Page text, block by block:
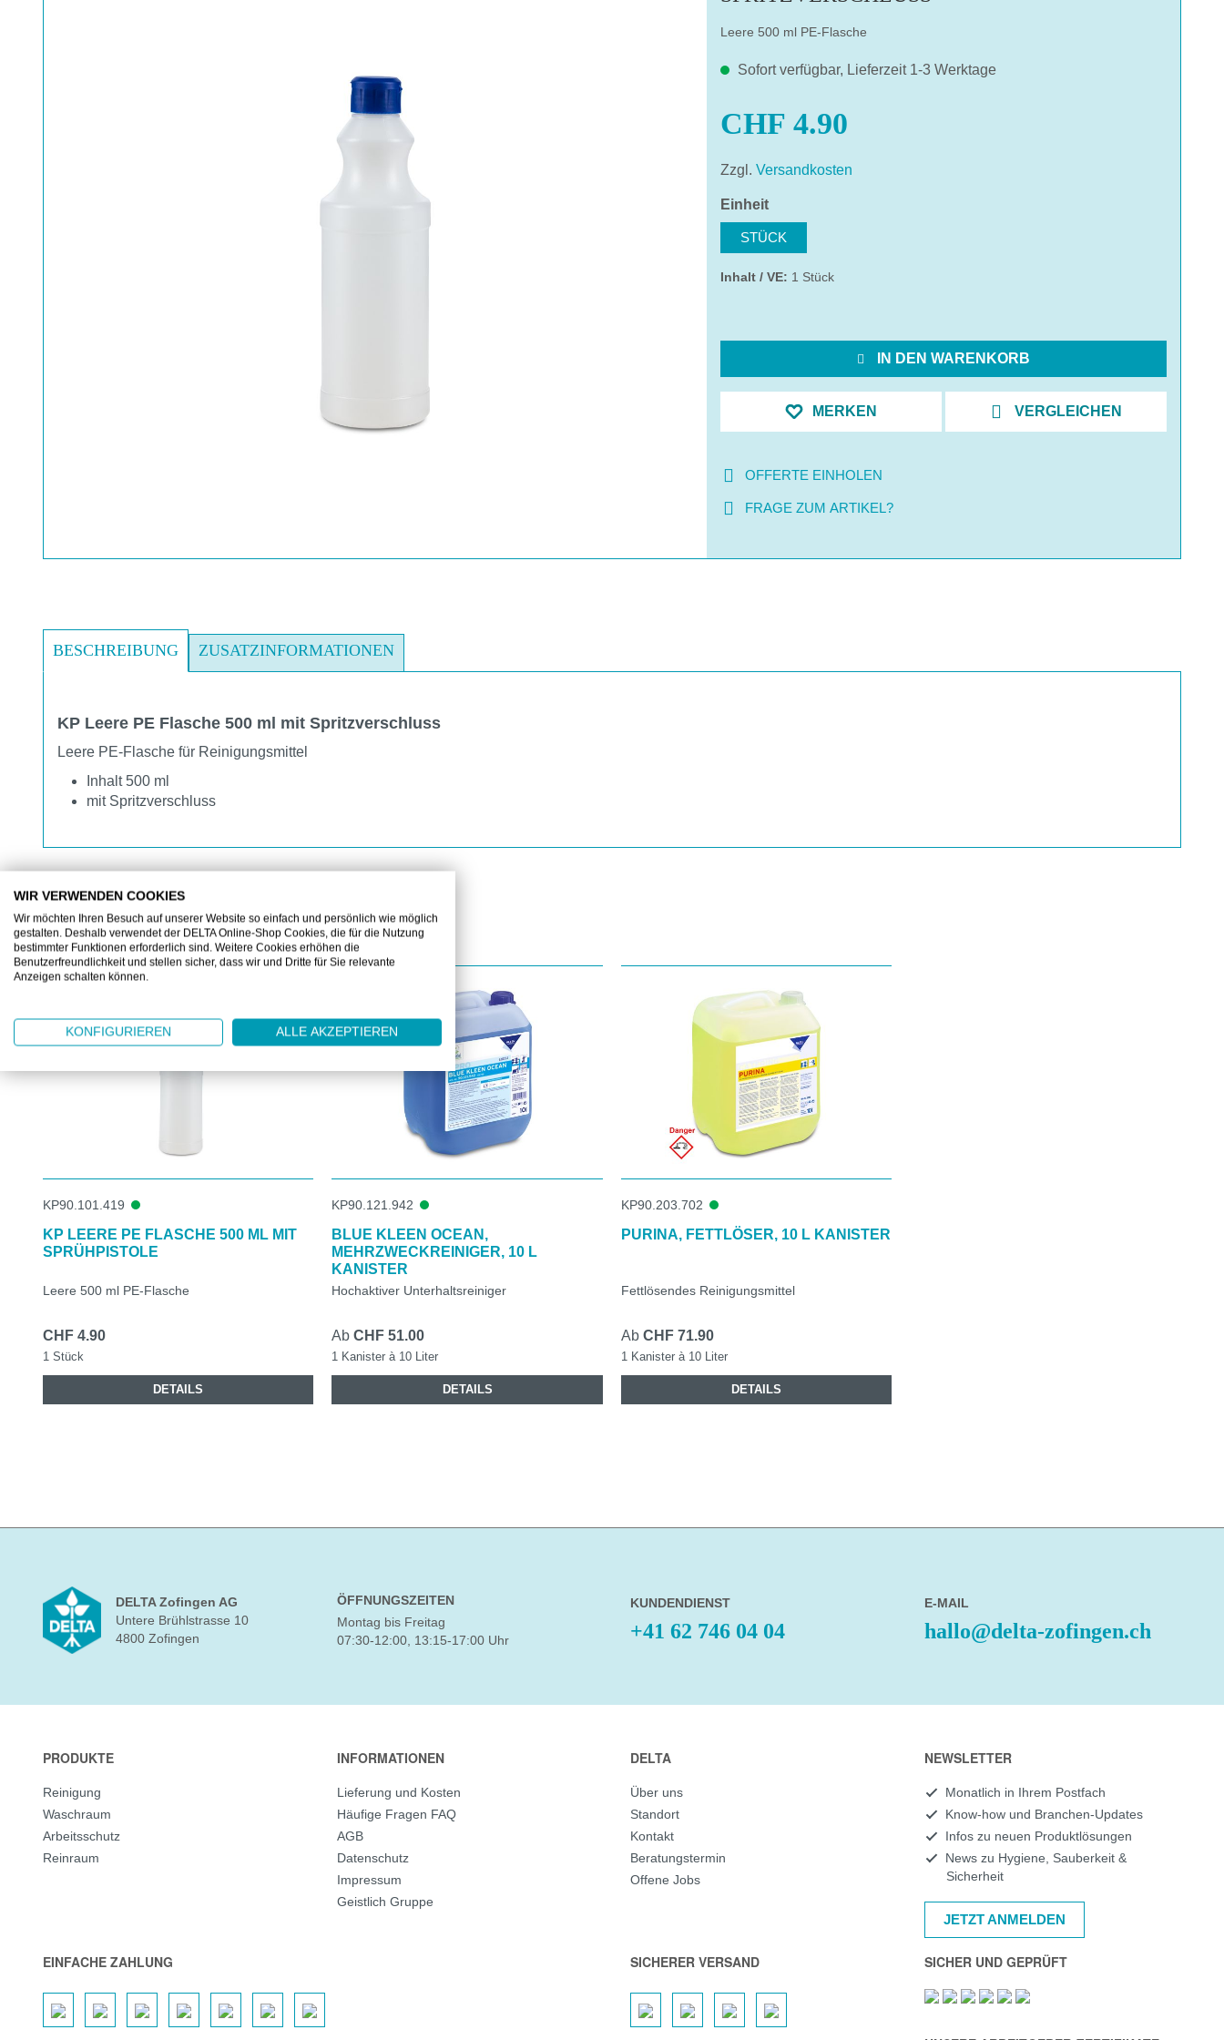
Leere 500 ml PE-Flasche
Sofort verfügbar, Lieferzeit 1-3 Werktage
CHF 4.90
Zzgl. Versandkosten
Einheitauswählen
STÜCK
Inhalt / VE: 1 Stück
IN DEN WARENKORB
MERKEN VERGLEICHEN
OFFERTE EINHOLEN
FRAGE ZUM ARTIKEL?
BESCHREIBUNG ZUSATZINFORMATIONEN
KP Leere PE Flasche 500 ml mit Spritzverschluss
Leere PE-Flasche für Reinigungsmittel
Inhalt 500 ml
mit Spritzverschluss
KUNDEN KAUFTEN AUCH
Produktgalerie überspringen
KP90.101.419
KP LEERE PE FLASCHE 500 ML MIT
SPRÜHPISTOLE
Leere 500 ml PE-Flasche
CHF 4.90
1 Stück
DETAILS
KP90.121.942
BLUE KLEEN OCEAN,
MEHRZWECKREINIGER, 10 L
KANISTER
Hochaktiver Unterhaltsreiniger
AbCHF 51.00
1 Kanister à 10 Liter
DETAILS
KP90.203.702
PURINA, FETTLÖSER, 10 L KANISTER
Fettlösendes Reinigungsmittel
Ab CHF 71.90
1 Kanister à 10 Liter
DETAILS
DELTA Zofingen AG
Untere Brühlstrasse 10
4800 Zofingen
ÖFFNUNGSZEITEN
Montag bis Freitag
07:30-12:00, 13:15-17:00 Uhr
KUNDENDIENST
+41 62 746 04 04
E-MAIL
hallo@delta-zofingen.ch
PRODUKTE
Reinigung
Waschraum
Arbeitsschutz
Reinraum
INFORMATIONEN
Lieferung und Kosten
Häufige Fragen FAQ
AGB
Datenschutz
Impressum
Geistlich Gruppe
DELTA
Über uns
Standort
Kontakt
Beratungstermin
Offene Jobs
NEWSLETTER
Monatlich in Ihrem Postfach
Know-how und Branchen-Updates
Infos zu neuen Produktlösungen
News zu Hygiene, Sauberkeit &
Sicherheit
JETZT ANMELDEN
EINFACHE ZAHLUNG SICHERER VERSAND SICHER UND GEPRÜFT
WIR VERWENDEN COOKIES
Wir möchten Ihren Besuch auf unserer Website so einfach und persönlich wie möglich
gestalten. Deshalb verwendet der DELTA Online-Shop Cookies, die für die Nutzung
bestimmter Funktionen erforderlich sind. Weitere Cookies erhöhen die
Benutzerfreundlichkeit und stellen sicher, dass wir und Dritte für Sie relevante
Anzeigen schalten können.
KONFIGURIEREN ALLE AKZEPTIEREN